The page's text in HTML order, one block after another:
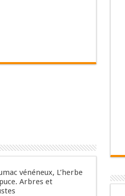
vénéneux, L’herbe
Arbres et